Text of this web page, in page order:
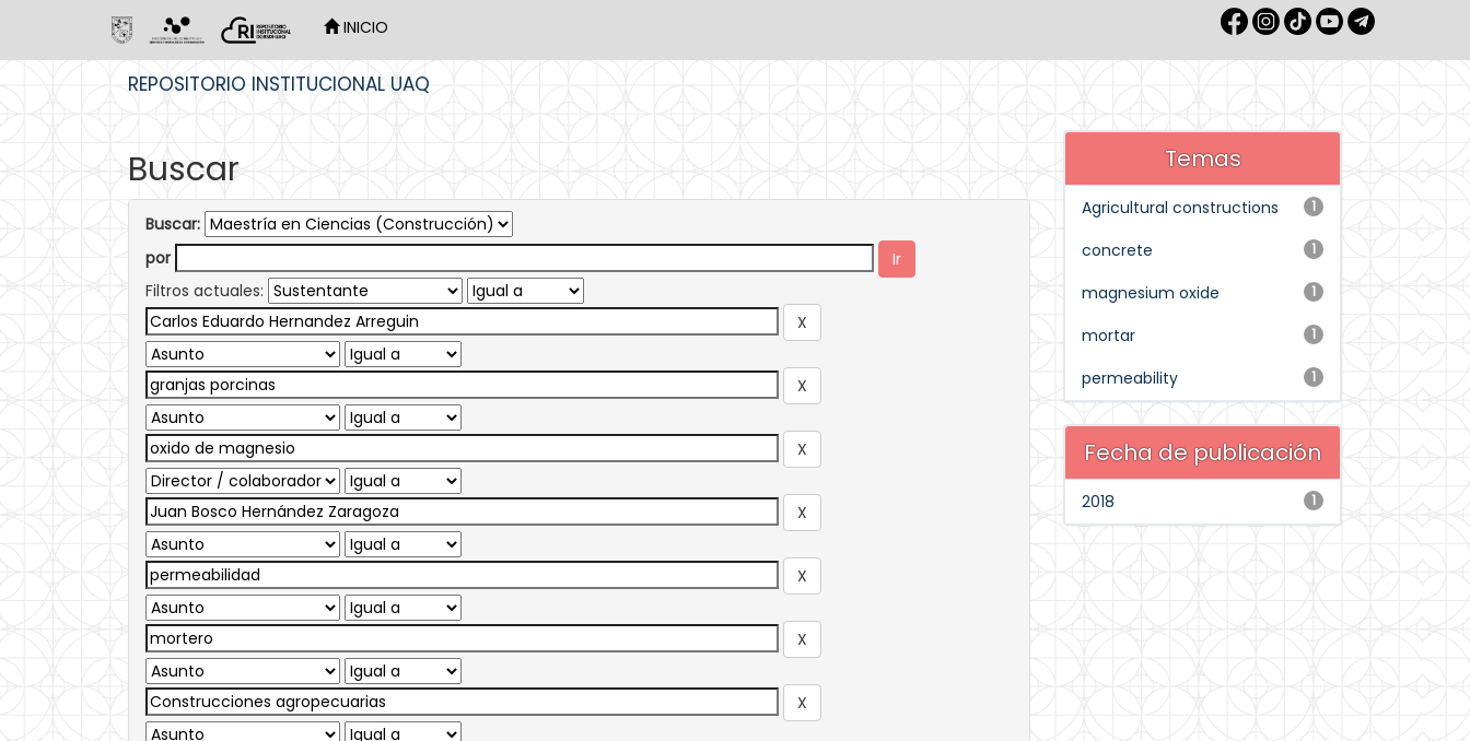
INICIO
REPOSITORIO INSTITUCIONAL UAQ
Buscar
Buscar:
por
Filtros actuales:
Temas
1
Agricultural constructions
1
concrete
1
magnesium oxide
1
mortar
1
permeability
Fecha de publicación
1
2018